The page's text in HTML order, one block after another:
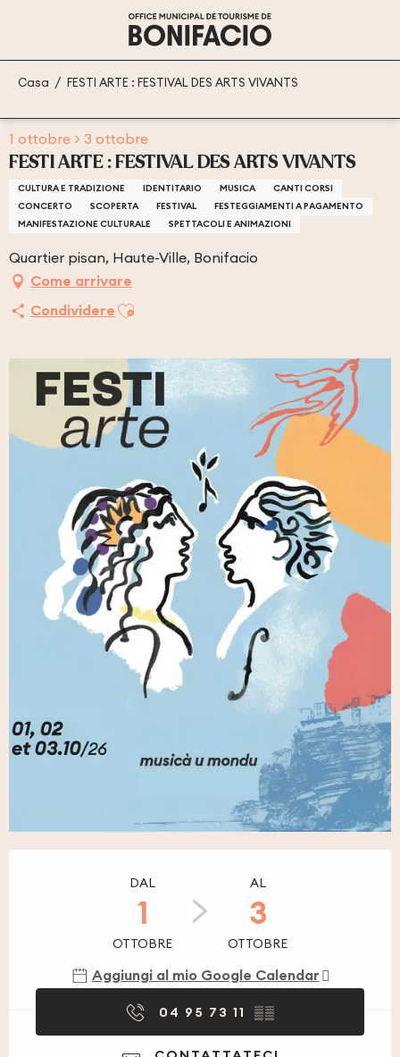
principal
Casa FESTI ARTE : FESTIVAL DES ARTS VIVANTS
1 ottobre > 3 ottobre
FESTI ARTE : FESTIVAL DES ARTS VIVANTS
CULTURA E TRADIZIONE IDENTITARIO MUSICA
CANTI CORSI
CONCERTO
SCOPERTA FESTIVAL
FESTEGGIAMENTI A PAGAMENTO
MANIFESTAZIONE CULTURALE
SPETTACOLI E ANIMAZIONI
Quartier pisan, Haute-Ville, Bonifacio
Come arrivare
Condividere Ajouter aux favoris
DAL
1
OTTOBRE
AL
3
OTTOBRE
Aggiungi al mio Google Calendar
04 95 73 11 ▒▒